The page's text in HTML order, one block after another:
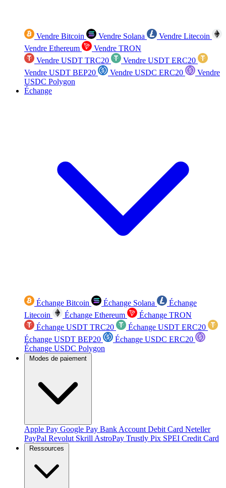
Vendre Bitcoin Vendre Solana
Vendre Litecoin
Vendre Ethereum
Vendre TRON
Vendre USDT TRC20
Vendre USDT ERC20
Vendre USDT BEP20
Vendre USDC ERC20
Vendre
USDC Polygon
Échange
Échange Bitcoin Échange Solana
Échange
Litecoin
Échange Ethereum
Échange TRON
Échange USDT TRC20
Échange USDT ERC20
Échange USDT BEP20
Échange USDC ERC20
Échange USDC Polygon
Modes de paiement
Apple Pay Google Pay Bank Account Debit Card Neteller
PayPal Revolut Skrill AstroPay Trustly Pix SPEI Credit Card
Ressources